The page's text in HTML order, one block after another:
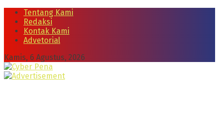
Tentang Kami
Redaksi
Kontak Kami
Advetorial
Kamis, 6 Agustus, 2026